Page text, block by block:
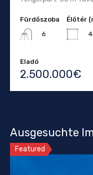
Fürdőszoba
6
Élőtér
Eladó
2.500.000€
Ausgesuchte
Featured